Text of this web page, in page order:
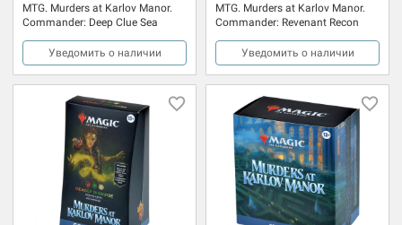
MTG. Murders at Karlov Manor.
Commander: Deep Clue Sea
Уведомить о наличии
MTG. Murders at Karlov Manor.
Commander: Revenant Recon
Уведомить о наличии